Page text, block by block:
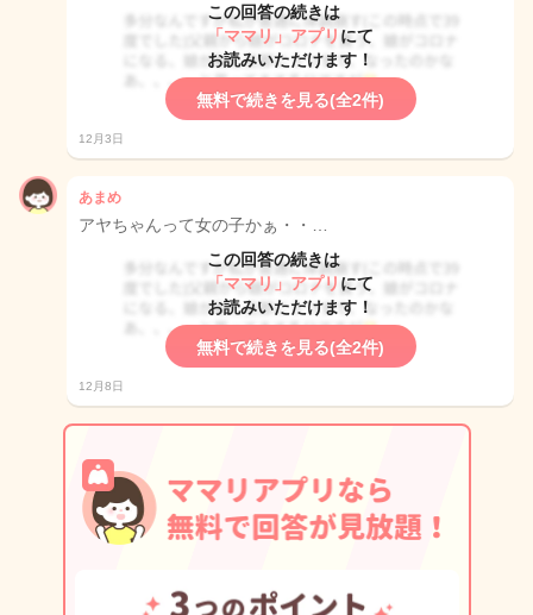
この回答の続きは
「ママリ」アプリ にて
お読みいただけます！
無料で続きを見る(全2件)
12月3日
あまめ
アヤちゃんって女の子かぁ・・…
この回答の続きは
「ママリ」アプリ にて
お読みいただけます！
無料で続きを見る(全2件)
12月8日